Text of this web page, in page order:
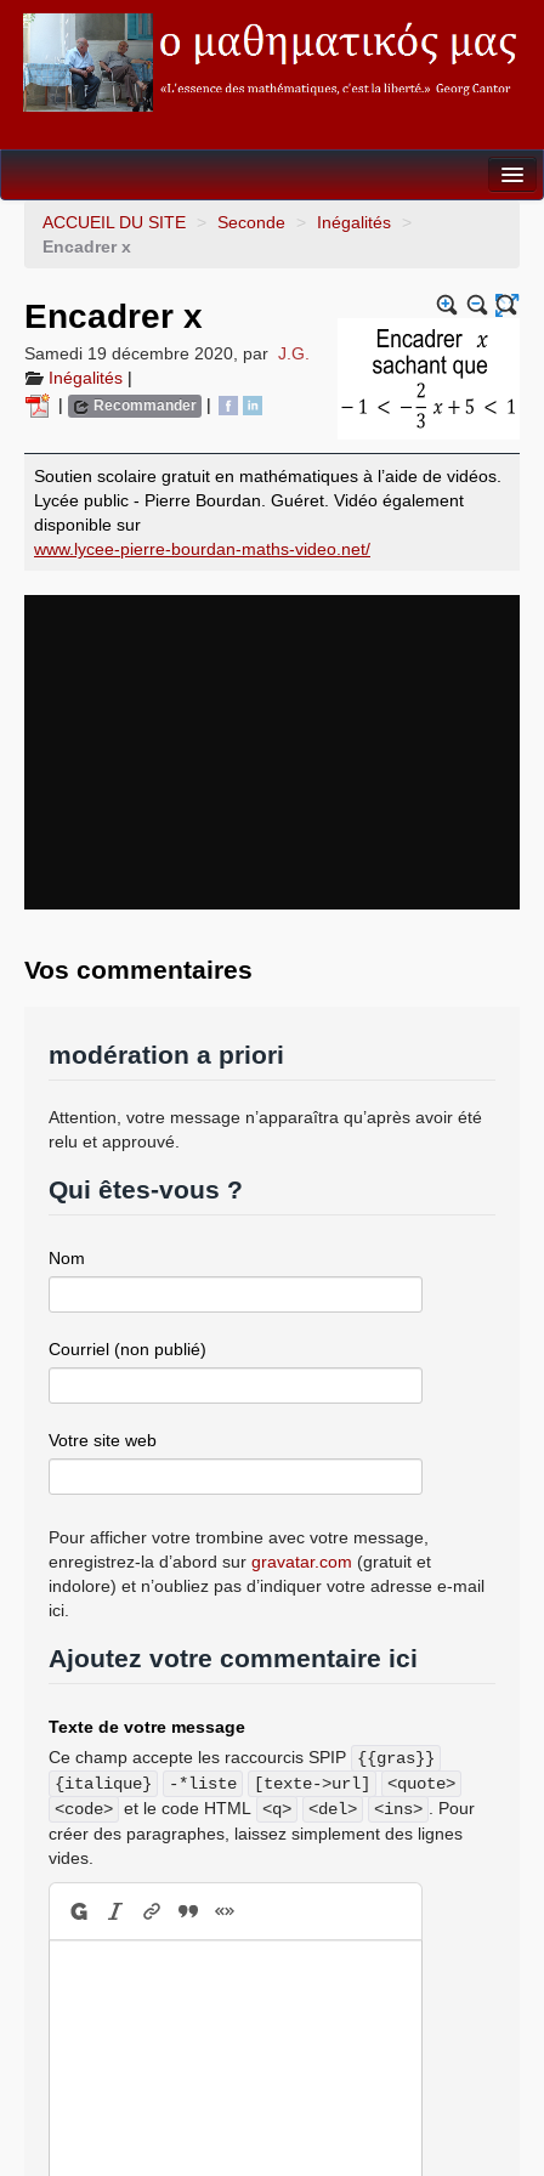
Seconde
Terminale
Soutien&Aide individualisée
La fureur des Maths
Mathèque
ACCUEIL DU SITE > Seconde > Inégalités
>
Encadrer x
Encadrer x
Samedi 19 décembre 2020 par J.G.
Inégalités |
|
Recommander |
Soutien scolaire gratuit en mathématiques à l’aide de vidéos.
Lycée public - Pierre Bourdan. Guéret. Vidéo également
disponible sur
www.lycee-pierre-bourdan-maths-video.net/
Vos commentaires
modération a priori
Attention, votre message n’apparaîtra qu’après avoir été
relu et approuvé.
Qui êtes-vous ?
Nom
Courriel (non publié)
Votre site web
Pour afficher votre trombine avec votre message,
enregistrez-la d’abord sur gravatar.com (gratuit et
indolore) et n’oubliez pas d’indiquer votre adresse e-mail
ici.
Ajoutez votre commentaire ici
Texte de votre message
Ce champ accepte les raccourcis SPIP
{{gras}}
{italique}
-*liste [texte->url]
<quote>
<code> et le code HTML <q> <del> <ins> . Pour
créer des paragraphes, laissez simplement des lignes
vides.